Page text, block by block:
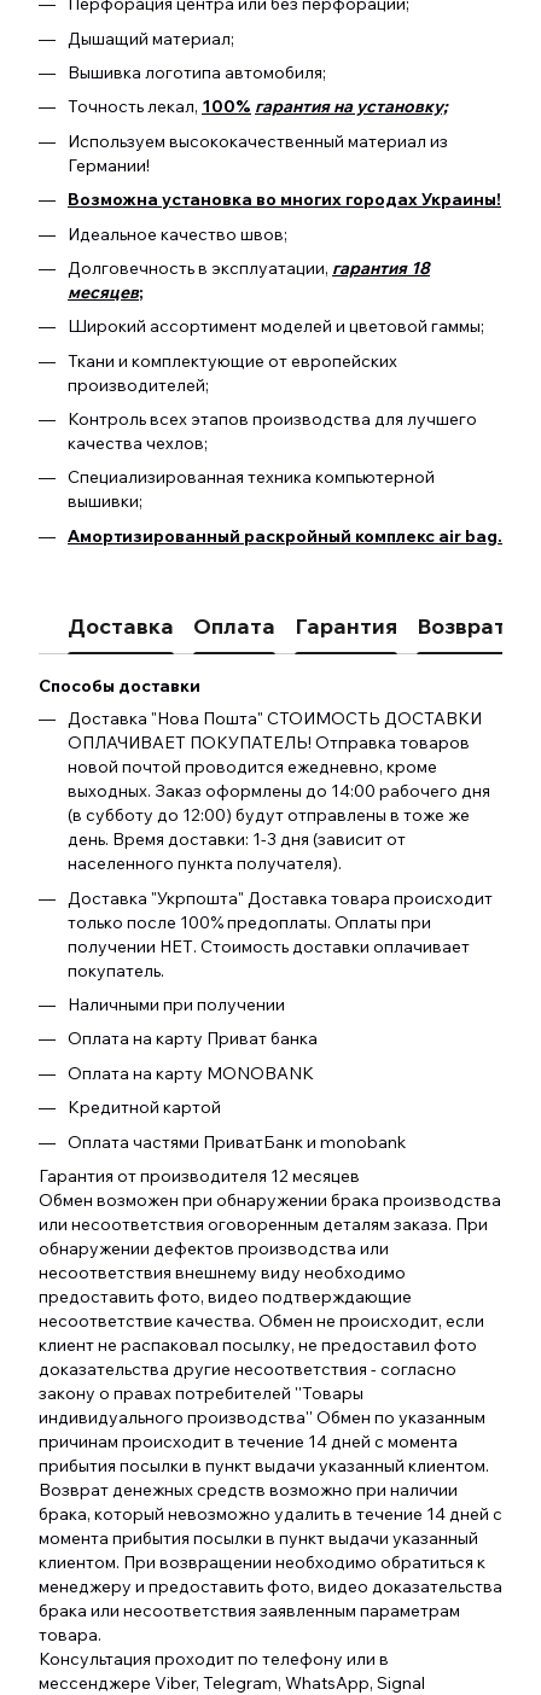
Дышащий материал;
Вышивка логотипа автомобиля;
Точность лекал, 100% гарантия на установку;
Используем высококачественный материал из
Германии!
Возможна установка во многих городах Украины!
Идеальное качество швов;
Долговечность в эксплуатации, гарантия 18
месяцев;
Широкий ассортимент моделей и цветовой гаммы;
Ткани и комплектующие от европейских
производителей;
Контроль всех этапов производства для лучшего
качества чехлов;
Специализированная техника компьютерной
вышивки;
Амортизированный раскройный комплекс air bag.
Доставка Оплата Гарантия Возврат
Способы доставки
Доставка "Нова Пошта" СТОИМОСТЬ ДОСТАВКИ
ОПЛАЧИВАЕТ ПОКУПАТЕЛЬ! Отправка товаров
новой почтой проводится ежедневно, кроме
выходных. Заказ оформлены до 14:00 рабочего дня
(в субботу до 12:00) будут отправлены в тоже же
день. Время доставки: 1-3 дня (зависит от
населенного пункта получателя).
Доставка "Укрпошта" Доставка товара происходит
только после 100% предоплаты. Оплаты при
получении НЕТ. Стоимость доставки оплачивает
покупатель.
Наличными при получении
Оплата на карту Приват банка
Оплата на карту MONOBANK
Кредитной картой
Оплата частями ПриватБанк и monobank
Гарантия от производителя 12 месяцев
Обмен возможен при обнаружении брака производства
или несоответствия оговоренным деталям заказа. При
обнаружении дефектов производства или
несоответствия внешнему виду необходимо
предоставить фото, видео подтверждающие
несоответствие качества. Обмен не происходит, если
клиент не распаковал посылку, не предоставил фото
доказательства другие несоответствия - согласно
закону о правах потребителей ''Товары
индивидуального производства'' Обмен по указанным
причинам происходит в течение 14 дней с момента
прибытия посылки в пункт выдачи указанный клиентом.
Возврат денежных средств возможно при наличии
брака, который невозможно удалить в течение 14 дней с
момента прибытия посылки в пункт выдачи указанный
клиентом. При возвращении необходимо обратиться к
менеджеру и предоставить фото, видео доказательства
брака или несоответствия заявленным параметрам
товара.
Консультация проходит по телефону или в
мессенджере Viber, Telegram, WhatsApp, Signal